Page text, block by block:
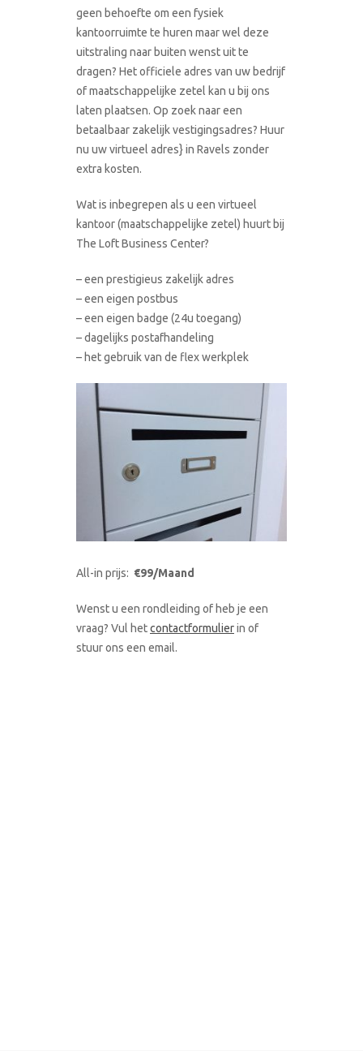
geen behoefte om een fysiek
kantoorruimte te huren maar wel deze
uitstraling naar buiten wenst uit te
dragen? Het officiele adres van uw bedrijf
of maatschappelijke zetel kan u bij ons
laten plaatsen. Op zoek naar een
betaalbaar zakelijk vestigingsadres? Huur
nu uw virtueel adres} in Ravels zonder
extra kosten.
Wat is inbegrepen als u een virtueel
kantoor (maatschappelijke zetel) huurt bij
The Loft Business Center?
– een prestigieus zakelijk adres
– een eigen postbus
– een eigen badge (24u toegang)
– dagelijks postafhandeling
– het gebruik van de flex werkplek
All-in prijs: €99/Maand
Wenst u een rondleiding of heb je een
vraag? Vul hetcontactformulierin of
stuur ons een email.